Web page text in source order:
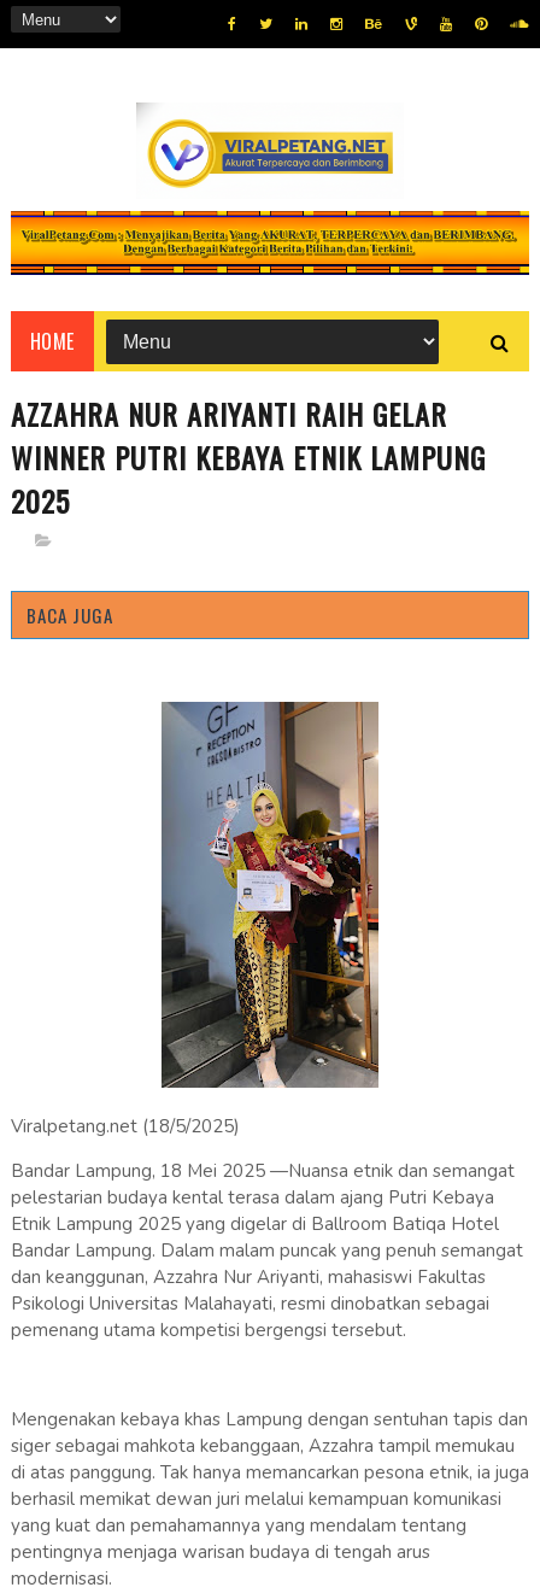
HOME
AZZAHRA NUR ARIYANTI RAIH GELAR
WINNER PUTRI KEBAYA ETNIK LAMPUNG
2025
BACA JUGA
Viralpetang.net (18/5/2025)
Bandar Lampung, 18 Mei 2025 —Nuansa etnik dan semangat
pelestarian budaya kental terasa dalam ajang Putri Kebaya
Etnik Lampung 2025 yang digelar di Ballroom Batiqa Hotel
Bandar Lampung. Dalam malam puncak yang penuh semangat
dan keanggunan, Azzahra Nur Ariyanti, mahasiswi Fakultas
Psikologi Universitas Malahayati, resmi dinobatkan sebagai
pemenang utama kompetisi bergengsi tersebut.
Mengenakan kebaya khas Lampung dengan sentuhan tapis dan
siger sebagai mahkota kebanggaan, Azzahra tampil memukau
di atas panggung. Tak hanya memancarkan pesona etnik, ia juga
berhasil memikat dewan juri melalui kemampuan komunikasi
yang kuat dan pemahamannya yang mendalam tentang
pentingnya menjaga warisan budaya di tengah arus
modernisasi.